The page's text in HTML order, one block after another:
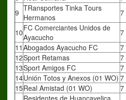
9 TRansportes Tinka Tours
Hermanos
7
10FC Comerciantes Unidos de
Ayacucho
7
11 Abogados Ayacucho FC 7
12Sport Retamas 7
13Sport Amigos FC 7
14Unión Totos y Anexos (01 WO) 7
15Real Amistad (01 WO) 7
Residentes de Huancavelica